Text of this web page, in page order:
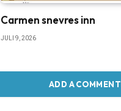
Carmen snevres inn
JULI 9, 2026
ADD A COMMENT